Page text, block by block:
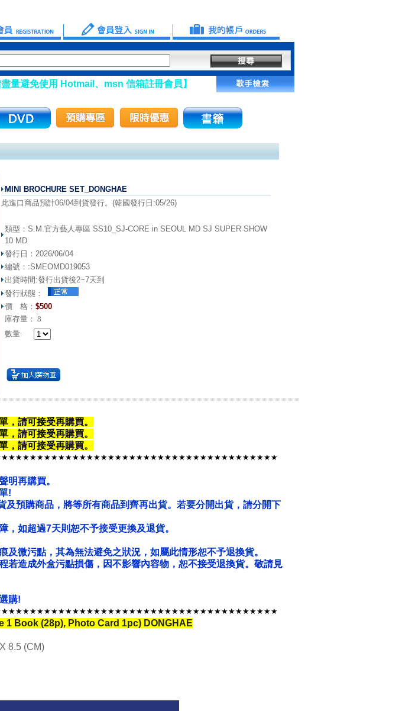
用 Hotmail、msn 信箱註冊會員】
MINI BROCHURE SET_DONGHAE
此進口商品預計06/04到貨發行。(韓國發行日:05/26)
類型： S.M.官方藝人專區 SS10_SJ-CORE in SEOUL MD SJ SUPER SHOW
10 MD
發行日： 2026/06/04
編號：:SMEOMD019053
出貨時間:發行出貨後2~7天到
發行狀態：
價 格： $500
庫存量： 8
數量:
，請可接受再購買。
，請可接受再購買。
，請可接受再購買。
★★
明再購買。
!
及預購商品，將等所有商品到齊再出貨。若要分開出貨，請分開下
如超過7天則恕不予接受更換及退貨。
微污點，其為無法避免之狀況，如屬此情形恕不予退換貨。
若造成外盒污點損傷，因不影響內容物，恕不接受退換貨。敬請見
購!
★★
1 Book (28p), Photo Card 1pc) DONGHAE
8.5 (CM)